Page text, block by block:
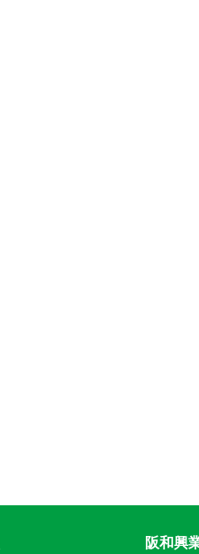
阪和興